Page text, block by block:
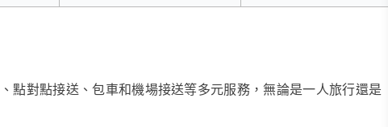
對點接送、包車和機場接送等多元服務，無論是一人旅行還是